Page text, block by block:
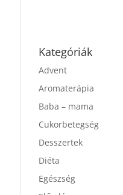
Kategóriák
Advent
Aromaterápia
Baba – mama
Cukorbetegség
Desszertek
Diéta